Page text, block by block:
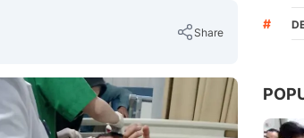
Share
Copy Link
#